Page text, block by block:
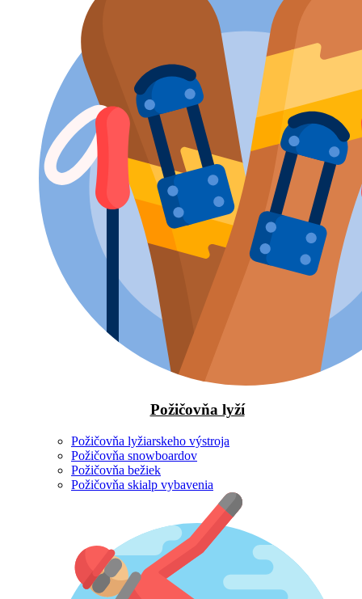
Požičovňa lyží
Požičovňa lyžiarskeho výstroja
Požičovňa snowboardov
Požičovňa bežiek
Požičovňa skialp vybavenia